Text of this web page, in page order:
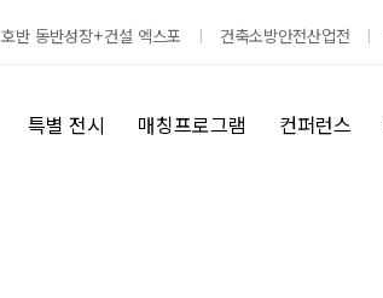
호반 동반성장+건설 엑스포 건축소방안전산업전
특별 전시 매칭프로그램 컨퍼런스